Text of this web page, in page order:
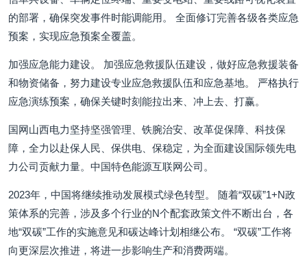
的部署，确保突发事件时能调能用。 全面修订完善各级各类应急
预案，实现应急预案全覆盖。
加强应急能力建设。 加强应急救援队伍建设，做好应急救援装备
和物资储备，努力建设专业应急救援队伍和应急基地。 严格执行
应急演练预案，确保关键时刻能拉出来、冲上去、打赢。
国网山西电力坚持坚强管理、铁腕治安、改革促保障、科技保
障，全力以赴保人民、保供电、保稳定，为全面建设国际领先电
力公司贡献力量。中国特色能源互联网公司。
2023年，中国将继续推动发展模式绿色转型。 随着“双碳”1+N政
策体系的完善，涉及多个行业的N个配套政策文件不断出台，各
地“双碳”工作的实施意见和碳达峰计划相继公布。 “双碳”工作将
向更深层次推进，将进一步影响生产和消费两端。